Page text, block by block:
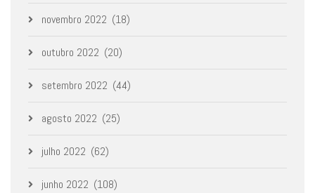
novembro 2022 (18)
outubro 2022 (20)
setembro 2022 (44)
agosto 2022 (25)
julho 2022 (62)
junho 2022 (108)